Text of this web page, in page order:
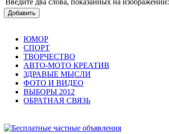
Добавить
ЮМОР
СПОРТ
ТВОРЧЕСТВО
АВТО-МОТО КРЕАТИВ
ЗДРАВЫЕ МЫСЛИ
ФОТО И ВИДЕО
ВЫБОРЫ 2012
ОБРАТНАЯ СВЯЗЬ